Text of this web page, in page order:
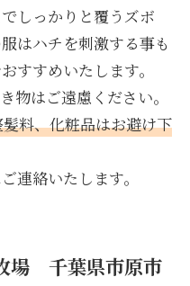
しっかりと覆うズボ
はハチを刺激する事も
すすめいたします。
物はご遠慮ください。
料、化粧品はお避け下
連絡いたします。
場 千葉県市原市